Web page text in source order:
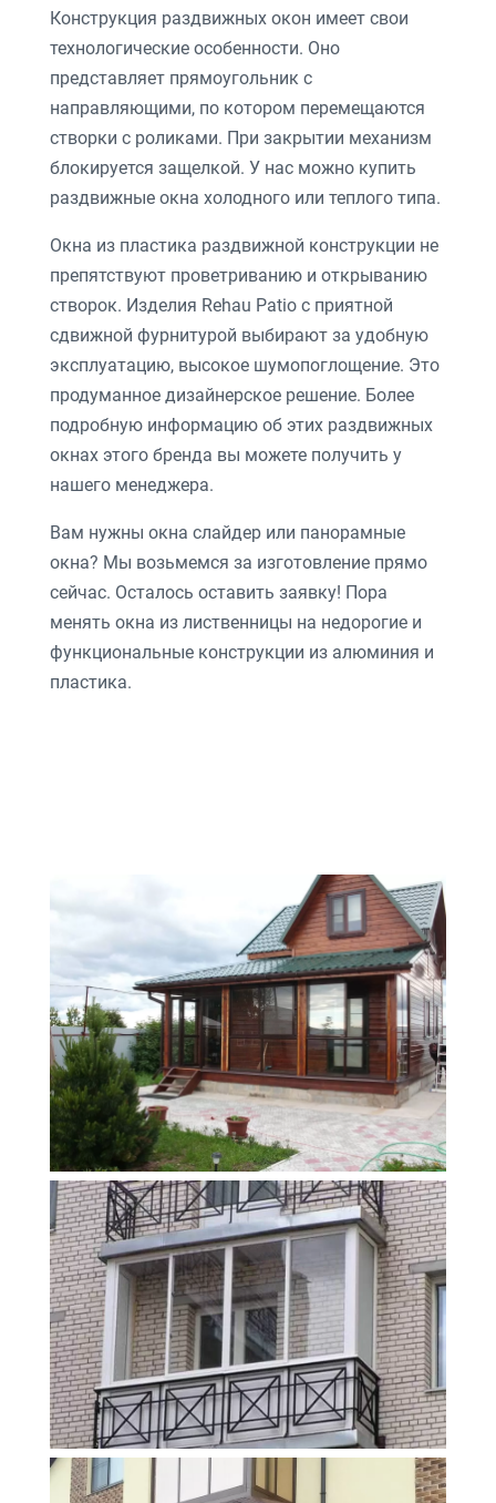
Конструкция раздвижных окон имеет свои
технологические особенности. Оно
представляет прямоугольник с
направляющими, по котором перемещаются
створки с роликами. При закрытии механизм
блокируется защелкой. У нас можно купить
раздвижные окна холодного или теплого типа.
Окна из пластика раздвижной конструкции не
препятствуют проветриванию и открыванию
створок. Изделия Rehau Patioс приятной
сдвижной фурнитурой выбирают за удобную
эксплуатацию, высокое шумопоглощение. Это
продуманное дизайнерское решение. Более
подробную информацию об этих раздвижных
окнах этого бренда вы можете получить у
нашего менеджера.
Вам нужны окна слайдер или панорамные
окна? Мы возьмемся за изготовление прямо
сейчас. Осталось оставить заявку! Пора
менять окна из лиственницы на недорогие и
функциональные конструкции из алюминия и
пластика.